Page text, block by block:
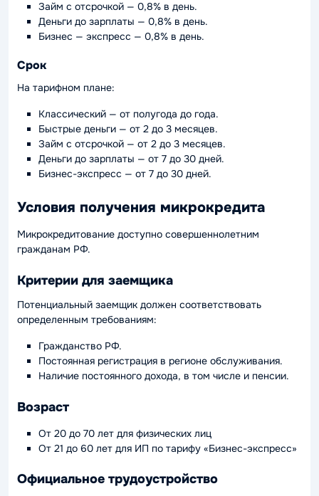
Займ с отсрочкой — 0,8% в день.
Деньги до зарплаты — 0,8% в день.
Бизнес — экспресс — 0,8% в день.
Срок
На тарифном плане:
Классический — от полугода до года.
Быстрые деньги — от 2 до 3 месяцев.
Займ с отсрочкой — от 2 до 3 месяцев.
Деньги до зарплаты — от 7 до 30 дней.
Бизнес-экспресс — от 7 до 30 дней.
Условия получения микрокредита
Микрокредитование доступно совершеннолетним
гражданам РФ.
Критерии для заемщика
Потенциальный заемщик должен соответствовать
определенным требованиям:
Гражданство РФ.
Постоянная регистрация в регионе обслуживания.
Наличие постоянного дохода, в том числе и пенсии.
Возраст
От 20 до 70 лет для физических лиц
От 21 до 60 лет для ИП по тарифу «Бизнес-экспресс»
Официальное трудоустройство